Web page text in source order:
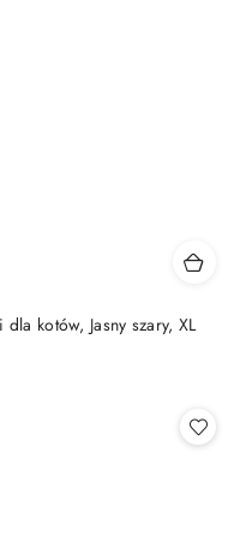
kotów, Jasny szary, XL